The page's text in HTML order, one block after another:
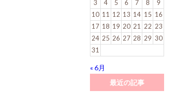
3
4 5 6 7 8
9
10 11 12 13 14 15 16
17 18 19 20 21 22 23
24 25 26 27 28 29 30
31
« 6月
最近の記事